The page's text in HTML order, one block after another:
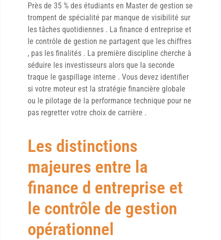
Près de 35 % des étudiants en Master de gestion se
trompent de spécialité par manque de visibilité sur
les tâches quotidiennes . La finance d entreprise et
le contrôle de gestion ne partagent que les chiffres
, pas les finalités . La première discipline cherche à
séduire les investisseurs alors que la seconde
traque le gaspillage interne . Vous devez identifier
si votre moteur est la stratégie financière globale
ou le pilotage de la performance technique pour ne
pas regretter votre choix de carrière .
Les distinctions
majeures entre la
finance d entreprise et
le contrôle de gestion
opérationnel